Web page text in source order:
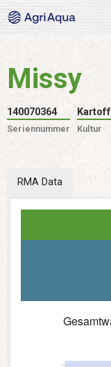
Missy
140070364
Seriennummer Kultur
RMA Data